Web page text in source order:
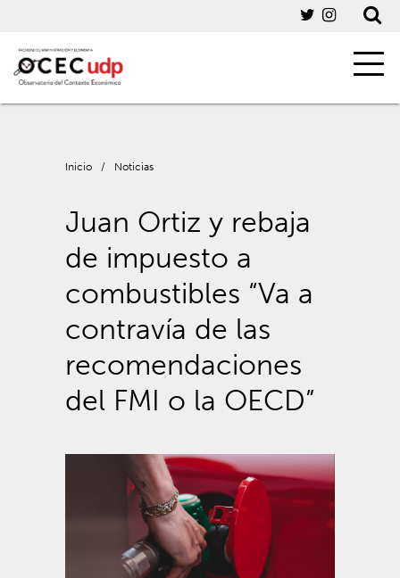
Inicio / Noticias
Juan Ortiz y rebaja
de impuesto a
combustibles “Va a
contravía de las
recomendaciones
del FMI o la OECD”